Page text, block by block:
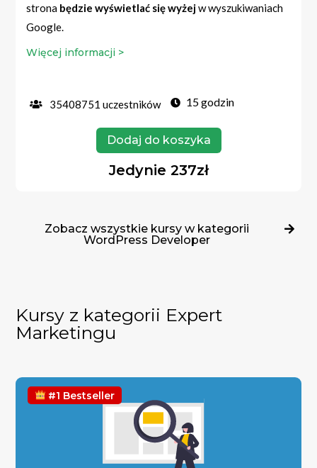
strona będzie wyświetlać się wyżejw wyszukiwaniach
Google.
Więcej informacji >
35408751 uczestników 15 godzin
Dodaj do koszyka
Jedynie 237zł
Zobacz wszystkie kursy w kategorii
WordPress Developer
Kursy z kategorii Expert
Marketingu
#1 Bestseller